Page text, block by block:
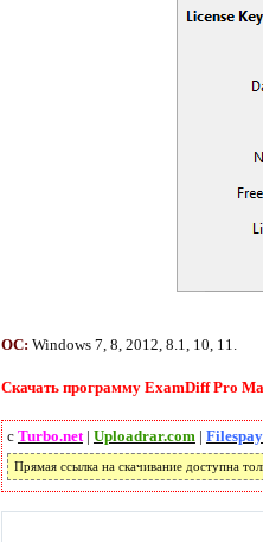
ОС: Windows 7, 8, 2012, 8.1, 10, 11.
Скачать программу ExamDiff Pro
с Turbo.net| Uploadrar.com |
Прямая ссылка на скачивание доступна